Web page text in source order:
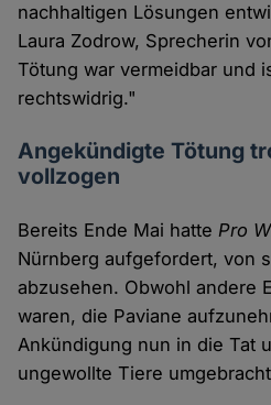
nachhaltigen Lösungen
Laura Zodrow, Sprecherin
Tötung war vermeidbar und
rechtswidrig."
Angekündigte Tötung
vollzogen
Bereits Ende Mai hattePro
Nürnberg aufgefordert, von
abzusehen. Obwohl andere
waren, die Paviane
Ankündigung nun in die Tat
ungewollte Tiere